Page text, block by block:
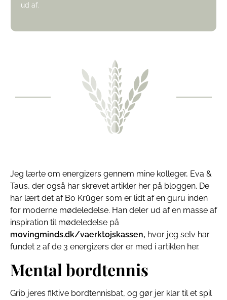
ud af.
Jeg lærte om energizers gennem mine kolleger, Eva &
Taus, der også har skrevet artikler her på bloggen. De
har lært det af Bo Krüger som er lidt af en guru inden
for moderne mødeledelse. Han deler ud af en masse af
inspiration til mødeledelse på
movingminds.dk/vaerktojskassen, hvor jeg selv har
fundet 2 af de 3 energizers der er med i artiklen her.
Mental bordtennis
Grib jeres fiktive bordtennisbat, og gør jer klar til et spil